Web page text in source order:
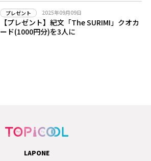
プレゼント 2025年09月09日
【プレゼント】紀文「The SURIMI」クオカ
ード(1000円分)を3人に
LAPONE